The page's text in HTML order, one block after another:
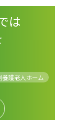
は
養護老人ホーム